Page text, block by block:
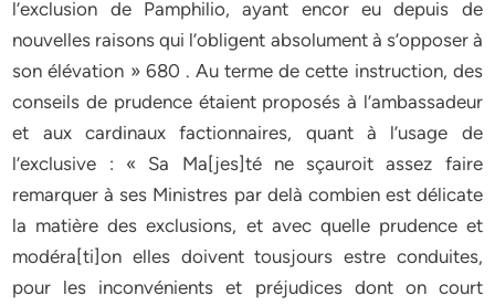
l’exclusion de Pamphilio, ayant encor eu depuis de
nouvelles raisons qui l’obligent absolument à s’opposer à
son élévation » 680 . Au terme de cette instruction, des
conseils de prudence étaient proposés à l’ambassadeur
et aux cardinaux factionnaires, quant à l’usage de
l’exclusive : « Sa Ma[jes]té ne sçauroit assez faire
remarquer à ses Ministres par delà combien est délicate
la matière des exclusions, et avec quelle prudence et
modéra[ti]on elles doivent tousjours estre conduites,
pour les inconvénients et préjudices dont on court